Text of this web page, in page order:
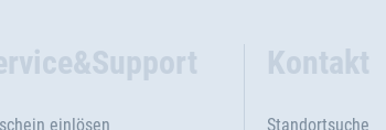
einlösen
Kontakt
Standortsuche